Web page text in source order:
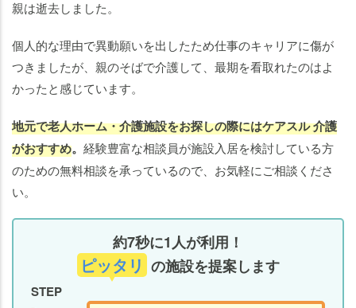
親は逝去しました。
個人的な理由で異動願いを出したため仕事のキャリアに傷が
つきましたが、親のそばで介護して、最期を看取れたのはよ
かったと感じています。
地元で老人ホーム・介護施設をお探しの際にはケアスル 介護
がおすすめ。 経験豊富な相談員が施設入居を検討している方
のための無料相談を承っているので、お気軽にご相談くださ
い。
約7秒に1人が利用！
ピッタリ の施設を提案します
STEP